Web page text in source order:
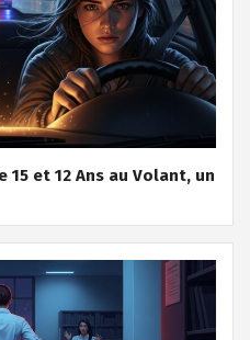
15 et 12 Ans au Volant, un